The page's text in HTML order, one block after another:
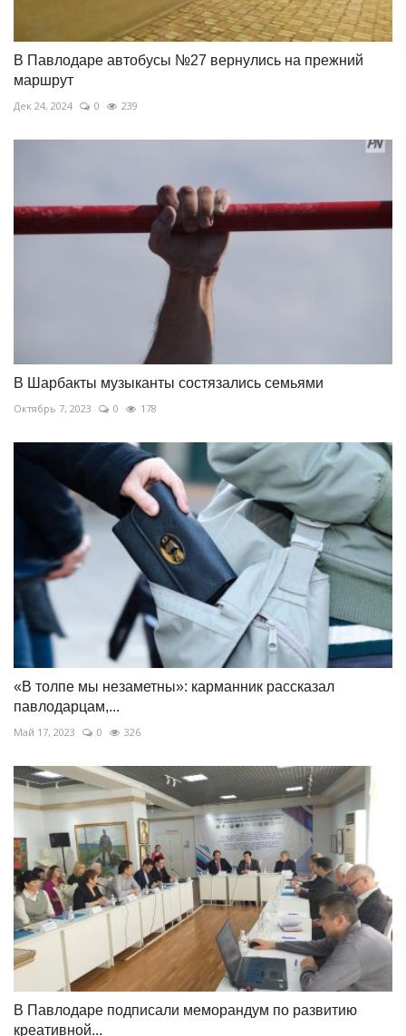
В Павлодаре автобусы №27 вернулись на прежний
маршрут
Дек 24, 2024 0 239
В Шарбакты музыканты состязались семьями
Октябрь 7, 2023 0 178
«В толпе мы незаметны»: карманник рассказал
павлодарцам,...
Май 17, 2023 0 326
В Павлодаре подписали меморандум по развитию
креативной...